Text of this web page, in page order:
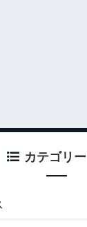
カテゴリー